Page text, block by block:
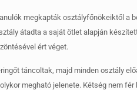
megkapták osztályfőnökeiktől a
átadta a saját ötlet alapján
ért véget.
táncoltak, majd minden osztály
megható jelenete. Kétség nem